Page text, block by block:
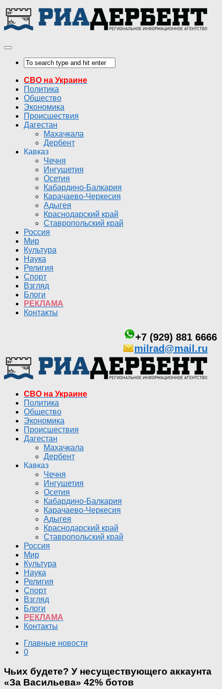
СВО на Украине
Политика
Общество
Экономика
Происшествия
Дагестан
Махачкала
Дербент
Кавказ
Чечня
Ингушетия
Осетия
Кабардино-Балкария
Карачаево-Черкесия
Адыгея
Краснодарский край
Ставропольский край
Россия
Мир
Культура
Наука
Религия
Спорт
Взгляд
Блоги
РЕКЛАМА
Контакты
+7 (929) 881 6666
milrad@mail.ru
СВО на Украине
Политика
Общество
Экономика
Происшествия
Дагестан
Махачкала
Дербент
Кавказ
Чечня
Ингушетия
Осетия
Кабардино-Балкария
Карачаево-Черкесия
Адыгея
Краснодарский край
Ставропольский край
Россия
Мир
Культура
Наука
Религия
Спорт
Взгляд
Блоги
РЕКЛАМА
Контакты
Главные новости
0
Чьих будете? У несуществующего аккаунта
«За Васильева» 42% ботов